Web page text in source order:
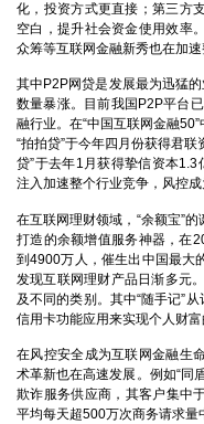
化，投资方式更直接；第三方
空白，提升社会资金使用效率
众筹等互联网金融新秀也在加
其中P2P网贷是发展最为迅猛
数量暴涨。目前我国P2P平台
融行业。在“中国互联网金融
“拍拍贷”于今年四月份获得君
贷”于去年1月获得挚信资本
注入加速整个行业竞争，风控成
在互联网理财领域，“余额宝”
打造的余额增值服务神器，在
到4900万人，催生出中国最大
发现互联网理财产品日渐多元
及不同的类别。其中“随手记”
信用卡功能应用来实现个人财富
在风控安全成为互联网金融生
术革新也在高速发展。例如“同
欺诈服务供应商，其客户集中
平均每天超500万次商务请求量